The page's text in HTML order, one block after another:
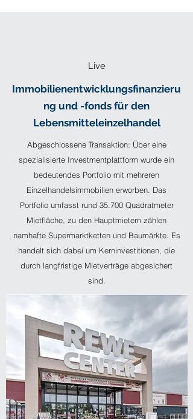
Live
Immobilienentwicklungsfinanzieru
ng und -fonds für den
Lebensmitteleinzelhandel
Abgeschlossene Transaktion: Über eine
spezialisierte Investmentplattform wurde ein
bedeutendes Portfolio mit mehreren
Einzelhandelsimmobilien erworben. Das
Portfolio umfasst rund 35.700 Quadratmeter
Mietfläche, zu den Hauptmietern zählen
namhafte Supermarktketten und Baumärkte. Es
handelt sich dabei um Kerninvestitionen, die
durch langfristige Mietverträge abgesichert
sind.